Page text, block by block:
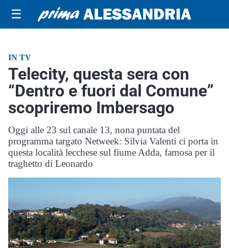
☰
IN TV
Telecity, questa sera con
“Dentro e fuori dal Comune”
scopriremo Imbersago
Oggi alle 23 sul canale 13, nona puntata del
programma targato Netweek: Silvia Valenti ci porta in
questa località lecchese sul fiume Adda, famosa per il
traghetto di Leonardo